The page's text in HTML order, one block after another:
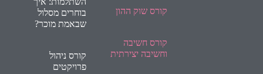
קורס שוק ההון
קורס חשיבה
וחשיבה יצירתית
בוחרים מסלול
שבאמת מוכר?
קורס ניהול
פרויקטים